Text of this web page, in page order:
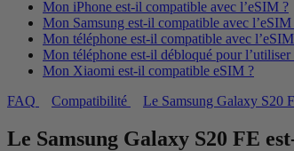
Mon iPhone est-il compatible avec l’eSIM ?
Mon Samsung est-il compatible avec l’eSIM
Mon téléphone est-il compatible avec
Mon téléphone est-il débloqué pour l’utiliser
Mon Xiaomi est-il compatible eSIM ?
FAQ
Compatibilité Le Samsung Galaxy S20
Le Samsung Galaxy S20 FE